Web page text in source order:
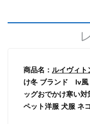
商品名： ルイヴィ
け冬 ブランド lv風
ッグおでかけ寒い
ペット洋服 犬服 ネ